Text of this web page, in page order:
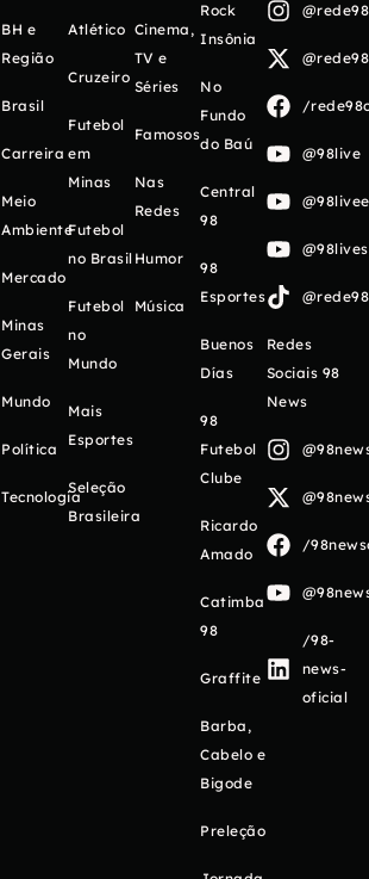
BH e
Região
Brasil
Carreira
Meio
Ambiente
Mercado
Minas
Gerais
Mundo
Política
Tecnologia
Atlético
Cruzeiro
Futebol
em
Minas
Futebol
no Brasil
Futebol
no
Mundo
Mais
Esportes
Seleção
Brasileira
Cinema,
TV e
Séries
Famosos
Nas
Redes
Humor
Música
Rock
Insônia
No
Fundo
do Baú
Central
98
98
Esportes
Buenos
Días
98
Futebol
Clube
Ricardo
Amado
Catimba
98
Graffite
Barba,
Cabelo e
Bigode
Preleção
/
@98live
Redes
Sociais 98
News
/
/98-
news-
oficial